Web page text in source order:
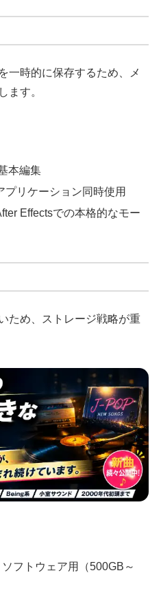
一時的に保存するため、メ
ます。
本編集
プリケーション同時使用
Effectsでの本格的なモー
ため、ストレージ戦略が重
ソフトウェア用（500GB～